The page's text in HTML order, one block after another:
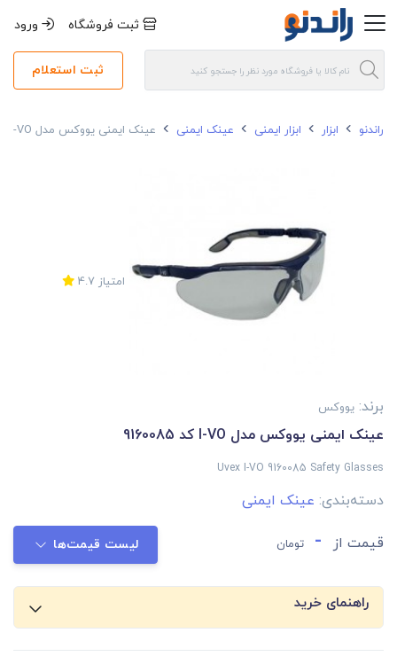
ثبت فروشگاه ورود
ثبت استعلام
راندنو ابزار ابزار ایمنی عینک ایمنی عینک ایمنی یووکس مدل I-VO کد 9160085
امتیاز 4.7
برند: یووکس
عینک ایمنی یووکس مدل I-VO کد 9160085
Uvex I-VO 9160085 Safety Glasses
دسته‌بندی: عینک ایمنی
قیمت از - تومان لیست قیمت‌ها
راهنمای خرید